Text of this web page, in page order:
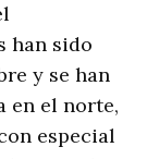
han sido
y se han
en el norte,
especial